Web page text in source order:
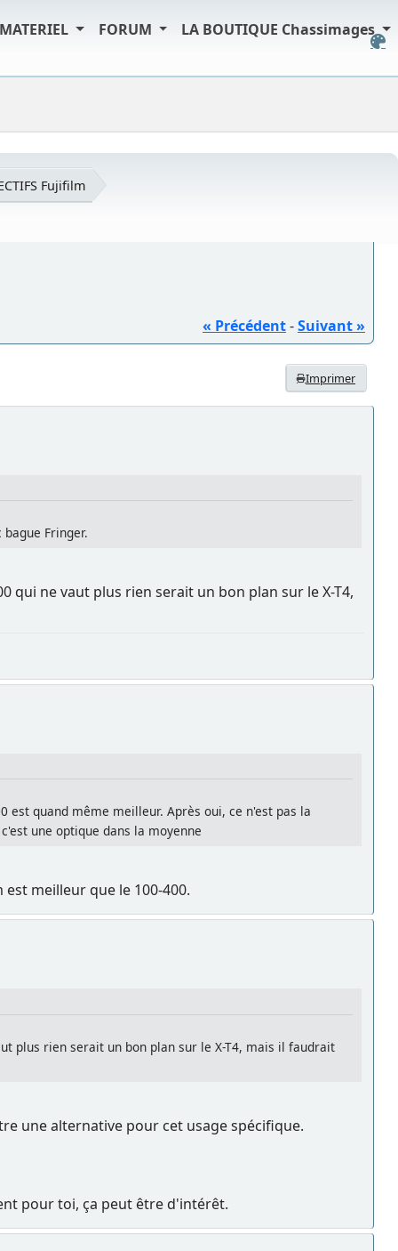
FORUM LA BOUTIQUE Chassimages
Fujifilm
« Précédent-Suivant »
Imprimer
Fringer.
qui ne vaut plus rien serait un bon plan sur le X-T4,
quand même meilleur. Après oui, ce n'est pas la
une optique dans la moyenne
meilleur que le 100-400.
plus rien serait un bon plan sur le X-T4, mais il faudrait
une alternative pour cet usage spécifique.
pour toi, ça peut être d'intérêt.